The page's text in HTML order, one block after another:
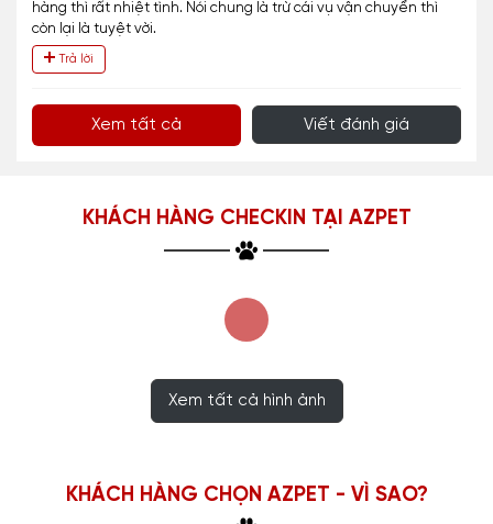
hàng thì rất nhiệt tình. Nói chung là trừ cái vụ vận chuyển thì
còn lại là tuyệt vời.
Trả lời
Xem tất cả Viết đánh giá
KHÁCH HÀNG CHECKIN TẠI AZPET
Xem tất cả hình ảnh
KHÁCH HÀNG CHỌN AZPET - VÌ SAO?